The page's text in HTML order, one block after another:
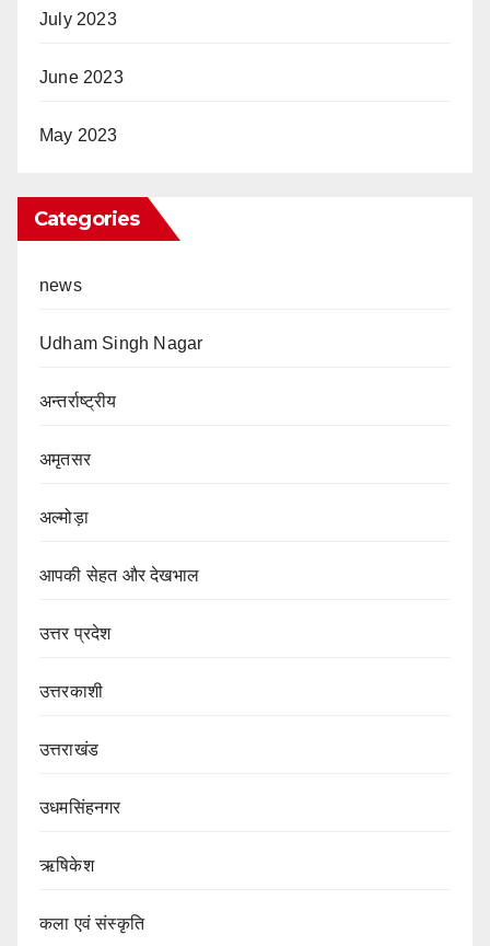
July 2023
June 2023
May 2023
Categories
news
Udham Singh Nagar
अन्तर्राष्ट्रीय
अमृतसर
अल्मोड़ा
आपकी सेहत और देखभाल
उत्तर प्रदेश
उत्तरकाशी
उत्तराखंड
उधमसिंहनगर
ऋषिकेश
कला एवं संस्कृति